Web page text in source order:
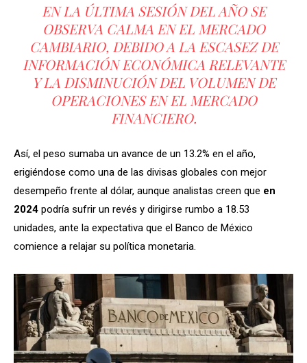
EN LA ÚLTIMA SESIÓN DEL AÑO SE
OBSERVA CALMA EN EL MERCADO
CAMBIARIO, DEBIDO A LA ESCASEZ DE
INFORMACIÓN ECONÓMICA RELEVANTE
Y LA DISMINUCIÓN DEL VOLUMEN DE
OPERACIONES EN EL MERCADO
FINANCIERO.
Así, el peso sumaba un avance de un 13.2% en el año,
erigiéndose como una de las divisas globales con mejor
desempeño frente al dólar, aunque analistas creen que en
2024 podría sufrir un revés y dirigirse rumbo a 18.53
unidades, ante la expectativa que el Banco de México
comience a relajar su política monetaria.